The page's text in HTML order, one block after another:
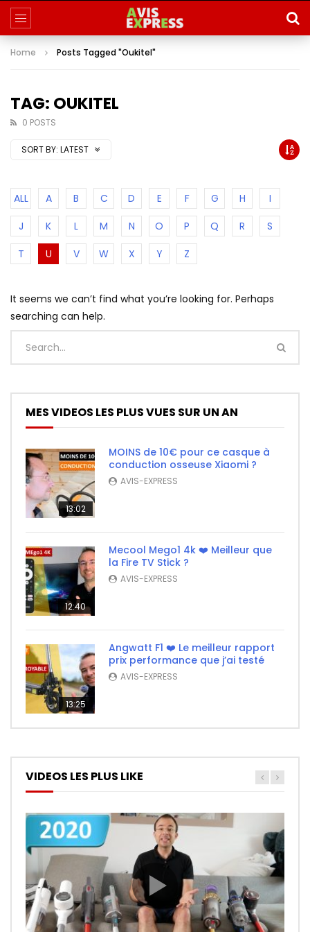
Home Posts Tagged "Oukitel"
TAG: OUKITEL
0 POSTS
SORT BY: LATEST
ALL A B C D E F G H
I
J
K L M N O P Q R
S
T
U V W X Y Z
It seems we can’t find what you’re looking for. Perhaps
searching can help.
MES VIDEOS LES PLUS VUES SUR UN AN
13:02
MOINS de 10€ pour ce casque à
conduction osseuse Xiaomi ?
AVIS-EXPRESS
12:40
Mecool Mego1 4k ❤️ Meilleur que
la Fire TV Stick ?
AVIS-EXPRESS
13:25
Angwatt F1 ❤️ Le meilleur rapport
prix performance que j’ai testé
AVIS-EXPRESS
VIDEOS LES PLUS LIKE